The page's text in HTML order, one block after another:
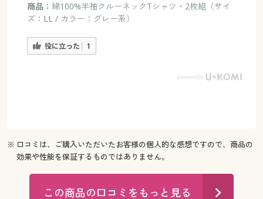
商品： 綿100%半袖クルーネックTシャツ・2枚組（サイ
ズ：LL / カラー：グレー系）
役に立った 1
※ 口コミは、ご購入いただいたお客様の個人的な感想ですので、商品の
効果や性能を保証するものではありません。
この商品の口コミをもっと見る